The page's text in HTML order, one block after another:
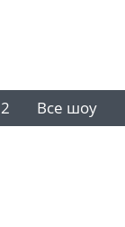
Все шоу